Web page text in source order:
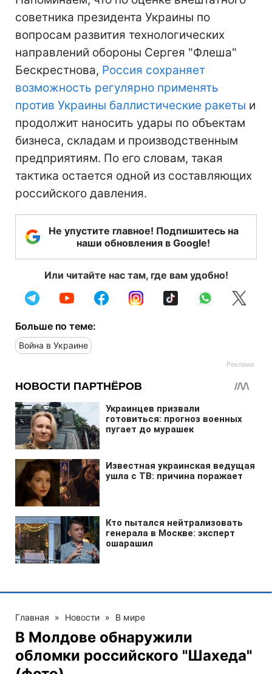
советника президента Украины по
вопросам развития технологических
направлений обороны Сергея "Флеша"
Бескрестнова, Россия сохраняет
возможность регулярно применять
против Украины баллистические ракеты и
продолжит наносить удары по объектам
бизнеса, складам и производственным
предприятиям. По его словам, такая
тактика остается одной из составляющих
российского давления.
Не упустите главное! Подпишитесь на
наши обновления в Google!
Или читайте нас там, где вам удобно!
Больше по теме:
Война в Украине
Главная » Новости » В мире
В Молдове обнаружили
обломки российского "Шахеда"